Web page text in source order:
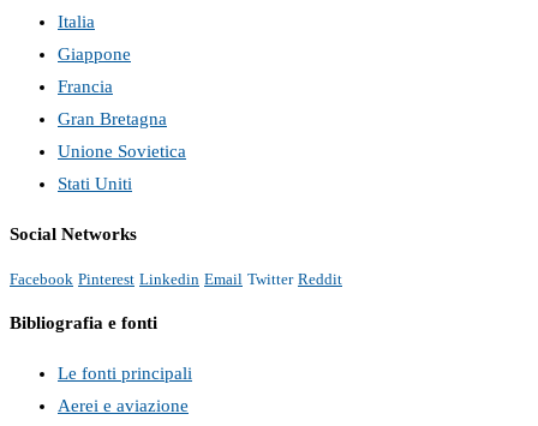
Italia
Giappone
Francia
Gran Bretagna
Unione Sovietica
Stati Uniti
Social Networks
Facebook Pinterest Linkedin Email Twitter Reddit
Bibliografia e fonti
Le fonti principali
Aerei e aviazione